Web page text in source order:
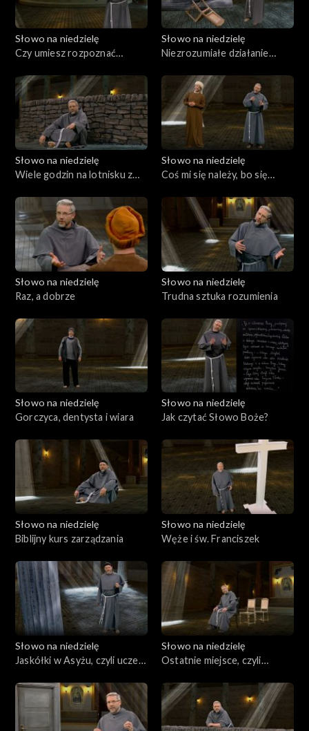
Słowo na niedzielę
Czy umiesz rozpoznać
Słowo na niedzielę
Niezrozumiałe działanie
Słowo na niedzielę
Wiele godzin na lotnisku z
Słowo na niedzielę
Coś mi się należy, bo się
Słowo na niedzielę
Raz, a dobrze
Słowo na niedzielę
Trudna sztuka rozumienia
Słowo na niedzielę
Gorczyca, dentysta i wiara
Słowo na niedzielę
Jak czytać Słowo Boże?
Słowo na niedzielę
Biblijny kurs zarządzania
Słowo na niedzielę
Węże i św. Franciszek
Słowo na niedzielę
Jaskółki w Asyżu, czyli uczeń
Słowo na niedzielę
Ostatnie miejsce, czyli